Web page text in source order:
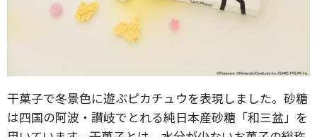
干菓子で冬景色に遊ぶピカチュウを表現しました。砂糖
は四国の阿波・讃岐でとれる純日本産砂糖「和三盆」を